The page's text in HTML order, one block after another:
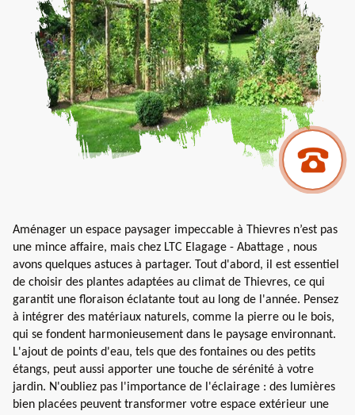
Aménager un espace paysager impeccable à Thievres n’est pas
une mince affaire, mais chez LTC Elagage - Abattage , nous
avons quelques astuces à partager. Tout d'abord, il est essentiel
de choisir des plantes adaptées au climat de Thievres, ce qui
garantit une floraison éclatante tout au long de l'année. Pensez
à intégrer des matériaux naturels, comme la pierre ou le bois,
qui se fondent harmonieusement dans le paysage environnant.
L'ajout de points d'eau, tels que des fontaines ou des petits
étangs, peut aussi apporter une touche de sérénité à votre
jardin. N'oubliez pas l'importance de l'éclairage : des lumières
bien placées peuvent transformer votre espace extérieur une